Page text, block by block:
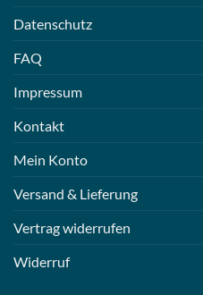
Datenschutz
FAQ
Impressum
Kontakt
Mein Konto
Versand & Lieferung
Vertrag widerrufen
Widerruf